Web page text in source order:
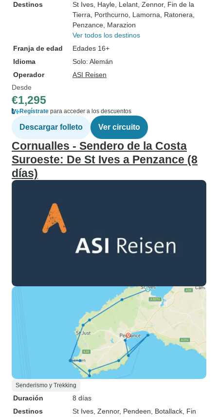
Destinos
St Ives , Hayle , Lelant , Zennor, Fin de la
Tierra , Porthcurno , Lamorna , Ratonera
Penzance , Marazion
Ver todos los destinos
Franja de edad
Edades 16+
Idioma
Solo: Alemán
Operador
ASI Reisen
Desde
€1,295
Regístrate para acceder a los descuentos
Descargar folleto Ver circuito
Cornualles - Sendero de la Costa
Suroeste: De St Ives a Penzance (8
días)
Senderismo y Trekking
Duración
8 días
Destinos
St Ives , Zennor, Pendeen , Botallack , Fin